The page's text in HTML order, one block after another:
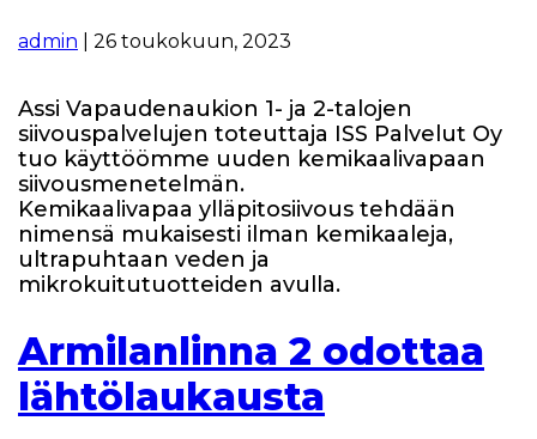
admin 26 toukokuun, 2023
Assi Vapaudenaukion 1- ja 2-talojen
siivouspalvelujen toteuttaja ISS Palvelut Oy
tuo käyttöömme uuden kemikaalivapaan
siivousmenetelmän.
Kemikaalivapaa ylläpitosiivous tehdään
nimensä mukaisesti ilman kemikaaleja,
ultrapuhtaan veden ja
mikrokuitutuotteiden avulla.
Armilanlinna 2 odottaa
lähtölaukausta